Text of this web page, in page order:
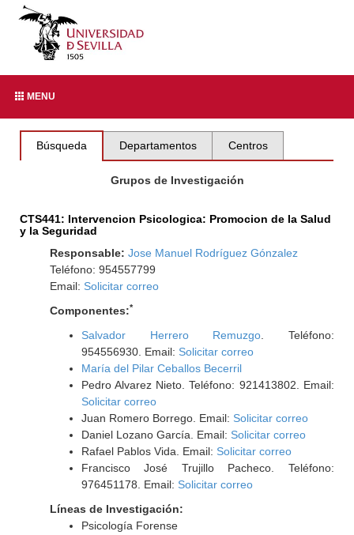
MENU
Búsqueda Departamentos Centros
Grupos de Investigación
CTS441: Intervencion Psicologica: Promocion de la Salud
y la Seguridad
Responsable: Jose Manuel Rodríguez Gónzalez
Teléfono: 954557799
Email: Solicitar correo
Componentes:*
Salvador Herrero Remuzgo . Teléfono:
954556930. Email: Solicitar correo
María del Pilar Ceballos Becerril
Pedro Alvarez Nieto. Teléfono: 921413802. Email:
Solicitar correo
Juan Romero Borrego. Email: Solicitar correo
Daniel Lozano García. Email: Solicitar correo
Rafael Pablos Vida. Email: Solicitar correo
Francisco José Trujillo Pacheco. Teléfono:
976451178. Email: Solicitar correo
Líneas de Investigación:
Psicología Forense